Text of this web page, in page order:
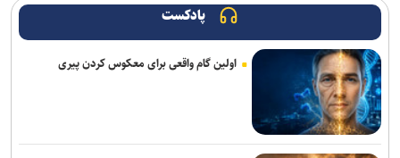
پادکست
اولین گام واقعی برای معکوس کردن پیری